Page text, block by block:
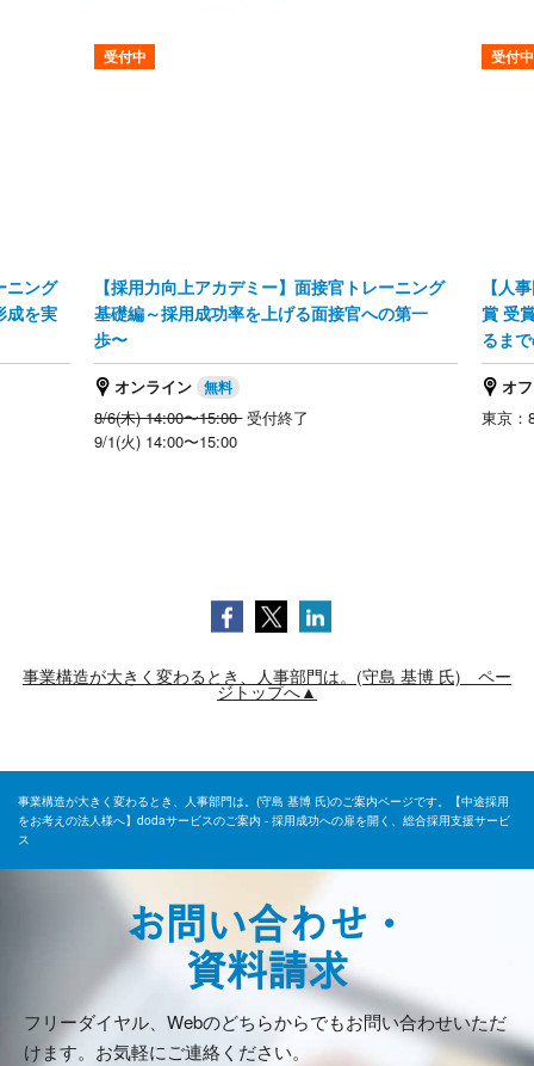
ニング
成を実
受付中
【採用力向上アカデミー】面接官トレーニング
基礎編～採用成功率を上げる面接官への第一
歩〜
オンライン
8/6(木) 14:00〜15:00受付終了
9/1(火) 14:00〜15:00
受付中
【人
賞 受
るま
オ
東京：
事業構造が大きく変わるとき、人事部門は。(守島 基博 氏) ペー
ジトップへ▲
事業構造が大きく変わるとき、人事部門は。(守島 基博 氏)のご案内ページです。【中途採用
をお考えの法人様へ】dodaサービスのご案内 - 採用成功への扉を開く、総合採用支援サービ
ス
お問い合わせ・
資料請求
フリーダイヤル、Webのどちらからでもお問い合わせいただ
けます。お気軽にご連絡ください。